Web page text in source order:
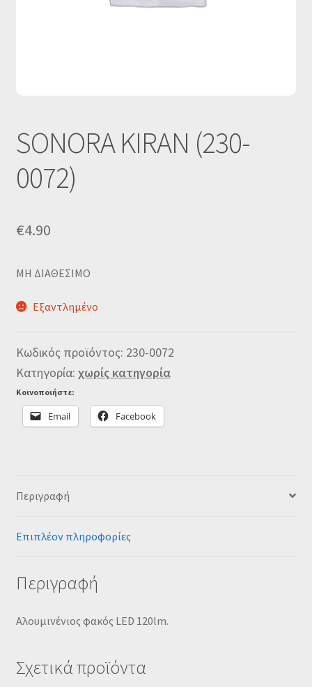
SONORA KIRAN (230-
0072)
€4.90
MΗ ΔΙΑΘΕΣΙΜΟ
Εξαντλημένο
Κωδικός προϊόντος: 230-0072
Κατηγορία: χωρίς κατηγορία
Κοινοποιήστε:
Email Facebook
Περιγραφή
Επιπλέον πληροφορίες
Περιγραφή
Αλουμινένιος φακός LED 120lm.
Σχετικά προϊόντα